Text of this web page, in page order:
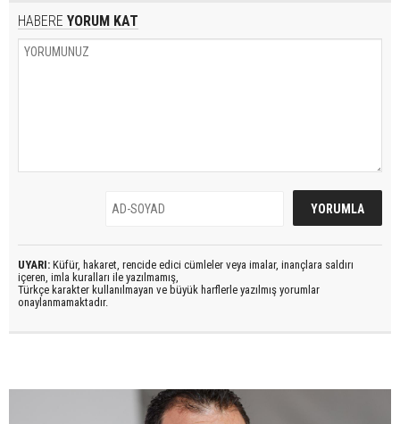
HABERE YORUM KAT
UYARI: Küfür, hakaret, rencide edici cümleler veya imalar, inançlara saldırı
içeren, imla kuralları ile yazılmamış,
Türkçe karakter kullanılmayan ve büyük harflerle yazılmış yorumlar
onaylanmamaktadır.